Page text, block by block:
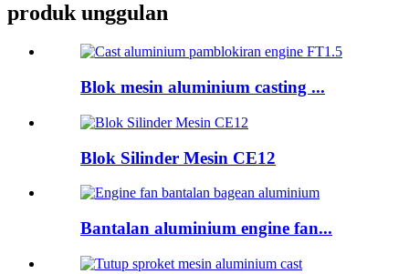
produk unggulan
Blok mesin aluminium casting ...
Blok Silinder Mesin CE12
Bantalan aluminium engine fan...